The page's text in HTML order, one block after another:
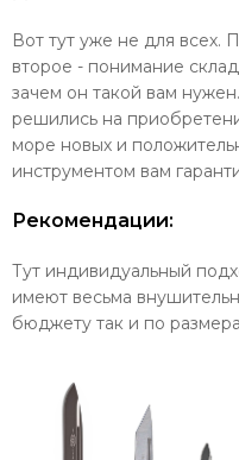
Вот тут уже не для всех.
второе - понимание
зачем он такой вам
решились на
море новых и
инструментом вам
Рекомендации:
Тут индивидуальный
имеют весьма
бюджету так и по